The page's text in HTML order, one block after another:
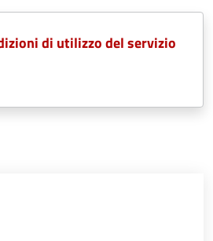
di utilizzo del servizio